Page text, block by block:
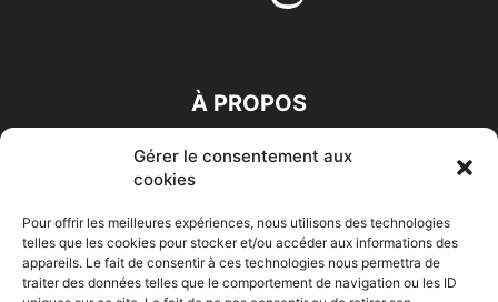
Gérer le consentement aux
cookies
Pour offrir les meilleures expériences, nous utilisons des technologies
telles que les cookies pour stocker et/ou accéder aux informations des
appareils. Le fait de consentir à ces technologies nous permettra de
traiter des données telles que le comportement de navigation ou les ID
À PROPOS
SUIVEZ NOUS